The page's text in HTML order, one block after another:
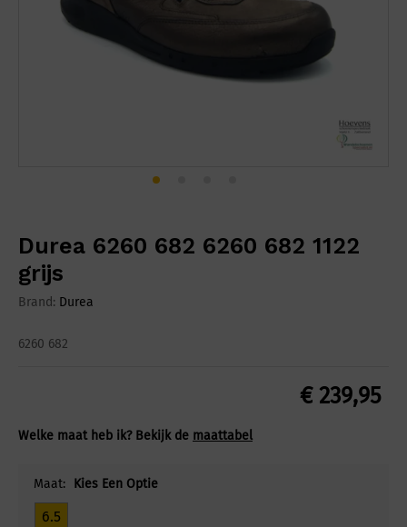
Durea 6260 682 6260 682 1122
grijs
Brand: Durea
6260 682
€239,95
Welke maat heb ik? Bekijk de maattabel
Maat: Kies Een Optie
6.5